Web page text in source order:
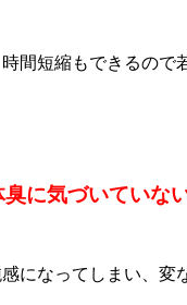
間短縮もできるので
臭に気づいていない
になってしまい、